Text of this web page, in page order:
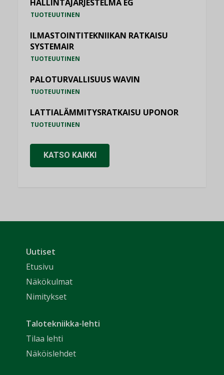
HALLINTAJÄRJESTELMÄ EG
TUOTEUUTINEN
ILMASTOINTITEKNIIKAN RATKAISU
SYSTEMAIR
TUOTEUUTINEN
PALOTURVALLISUUS WAVIN
TUOTEUUTINEN
LATTIALÄMMITYSRATKAISU UPONOR
TUOTEUUTINEN
KATSO KAIKKI
Uutiset
Etusivu
Näkökulmat
Nimitykset
Talotekniikka-lehti
Tilaa lehti
Näköislehdet